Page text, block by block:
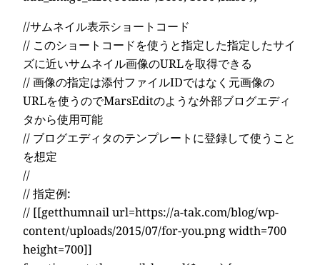
//サムネイル表示ショートコード
// このショートコードを使うと指定した指定したサイ
ズに近いサムネイル画像のURLを取得できる
// 画像の指定は添付ファイルIDではなく元画像の
URLを使うのでMarsEditのような外部ブログエディ
タから使用可能
// ブログエディタのテンプレートに登録して使うこと
を想定
//
// 指定例:
// [[getthumnail url=https://a-tak.com/blog/wp-
content/uploads/2015/07/for-you.png width=700
height=700]]